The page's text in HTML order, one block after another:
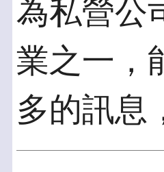
為私營公
業之一，
多的訊息